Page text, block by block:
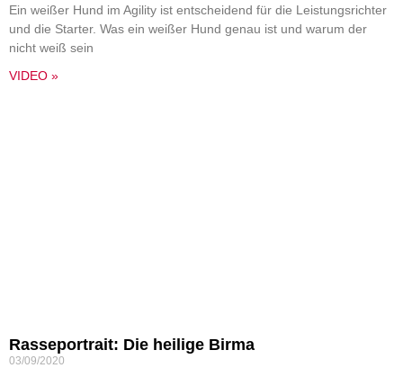
Ein weißer Hund im Agility ist entscheidend für die Leistungsrichter
und die Starter. Was ein weißer Hund genau ist und warum der
nicht weiß sein
VIDEO »
Rasseportrait: Die heilige Birma
03/09/2020